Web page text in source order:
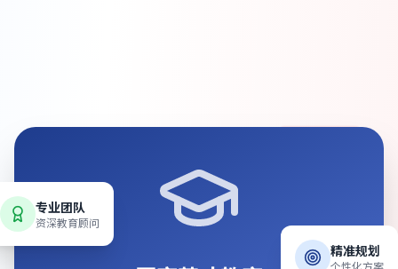
专业团队
资深教育顾问
精准规划